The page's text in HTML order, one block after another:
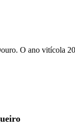
O ano vitícola